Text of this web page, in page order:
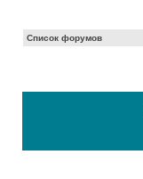
Список форумов